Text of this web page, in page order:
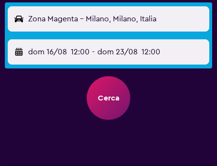
Zona Magenta - Milano, Milano, Italia
dom 16/08 12:00 - dom 23/08 12:00
Cerca